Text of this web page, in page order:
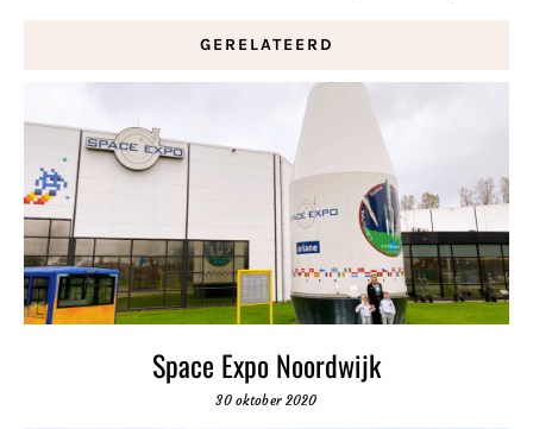
GERELATEERD
Space Expo Noordwijk
30 oktober 2020